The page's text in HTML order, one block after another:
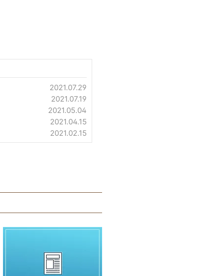
2021.07.29
2021.07.19
2021.05.04
2021.04.15
2021.02.15